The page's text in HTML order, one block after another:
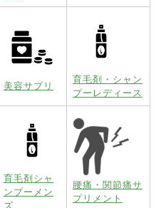
美容サプリ
育毛剤・シャン
プーレディース
育毛剤シャ
ンプーメン
ズ
腰痛・関節痛サ
プリメント